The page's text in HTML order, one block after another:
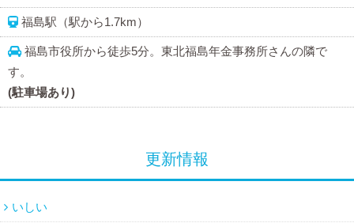
福島駅（駅から1.7km）
福島市役所から徒歩5分。東北福島年金事務所さんの隣で
す。
(駐車場あり)
更新情報
いしい